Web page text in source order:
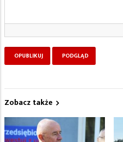
Zobacz także